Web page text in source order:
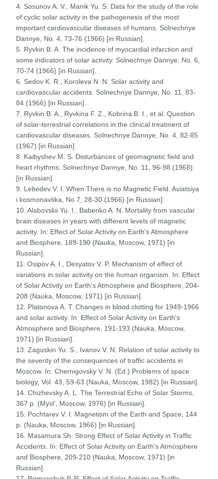
4. Sosunov A. V., Manik Yu. S. Data for the study of the role
of cyclic solar activity in the pathogenesis of the most
important cardiovascular diseases of humans. Solnechnye
Dannye, No. 4, 73-76 (1966) [in Russian].
5. Ryvkin B. A. The incidence of myocardial infarction and
some indicators of solar activity. Solnechnye Dannye, No. 6,
70-74 (1966) [in Russian].
6. Sedov K. R., Koroleva N. N. Solar activity and
cardiovascular accidents. Solnechnye Dannye, No. 11, 83-
84 (1966) [in Russian].
7. Ryvkin B. A., Ryvkina F. Z., Kobrina B. I., et al. Question
of solar-terrestrial correlations in the clinical treatment of
cardiovascular diseases. Solnechnye Dannye, No. 4, 82-85
(1967) [in Russian].
8. Kaibyshev M. S. Disturbances of geomagnetic field and
heart rhythms. Solnechnye Dannye, No. 11, 96-98 (1968)
[in Russian].
9. Lebedev V. I. When There is no Magnetic Field. Aviatsiya
i kosmonavtika, No 7, 28-30 (1966) [in Russian].
10. Alabovskii Yu. I., Babenko A. N. Mortality from vascular
brain diseases in years with different levels of magnetic
activity. In: Effect of Solar Activity on Earth's Atmosphere
and Biosphere, 189-190 (Nauka, Moscow, 1971) [in
Russian].
11. Osipov A. I., Desyatov V. P. Mechanism of effect of
variations in solar activity on the human organism. In: Effect
of Solar Activity on Earth's Atmosphere and Biosphere, 204-
208 (Nauka, Moscow, 1971) [in Russian].
12. Platonova A. T. Changes in blood clotting for 1949-1966
and solar activity. In: Effect of Solar Activity on Earth's
Atmosphere and Biosphere, 191-193 (Nauka, Moscow,
1971) [in Russian].
13. Zaguskin Yu. S., Ivanov V. N. Relation of solar activity to
the severity of the consequences of traffic accidents in
Moscow. In: Chernigovsky V. N. (Ed.) Problems of space
biology, Vol. 43, 59-63 (Nauka, Moscow, 1982) [in Russian].
14. Chizhevsky A. L. The Terrestrial Echo of Solar Storms,
367 p. (Mysl', Moscow, 1976) [in Russian].
15. Pochtarev V. I. Magnetism of the Earth and Space, 144
p. (Nauka, Moscow, 1966) [in Russian].
16. Masamura Sh. Strong Effect of Solar Activity in Traffic
Accidents. In: Effect of Solar Activity on Earth's Atmosphere
and Biosphere, 209-210 (Nauka, Moscow, 1971) [in
Russian].